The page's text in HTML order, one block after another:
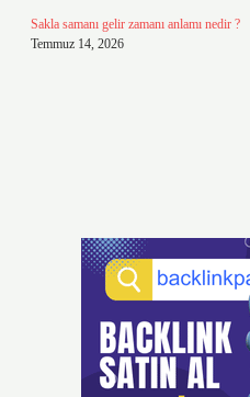
Sakla samanı gelir zamanı anlamı nedir ?
Temmuz 14, 2026